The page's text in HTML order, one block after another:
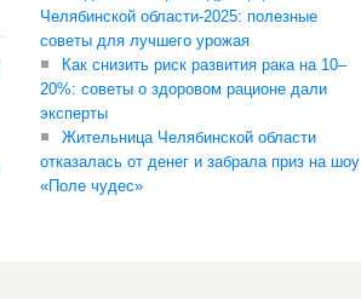
Челябинской области-2025: полезные
советы для лучшего урожая
Как снизить риск развития рака на 10–
20%: советы о здоровом рационе дали
эксперты
Жительница Челябинской области
отказалась от денег и забрала приз на шоу
«Поле чудес»